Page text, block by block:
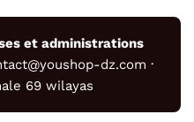
et administrations
dz.com ·
69 wilayas